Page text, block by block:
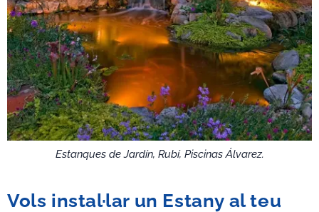
Estanques de Jardín, Rubí, Piscinas Álvarez.
Vols instal·lar un Estany al teu